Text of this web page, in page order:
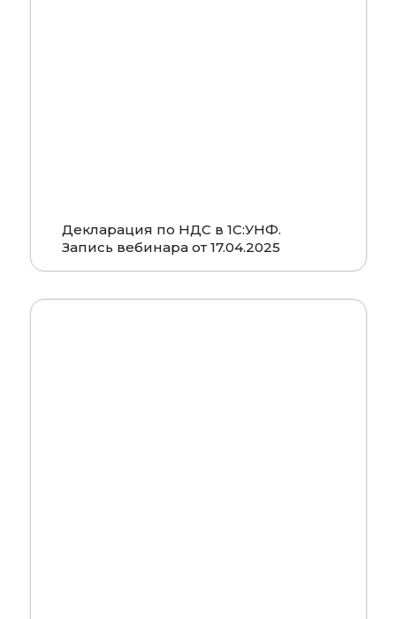
Декларация по НДС в 1С:УНФ.
Запись вебинара от 17.04.2025